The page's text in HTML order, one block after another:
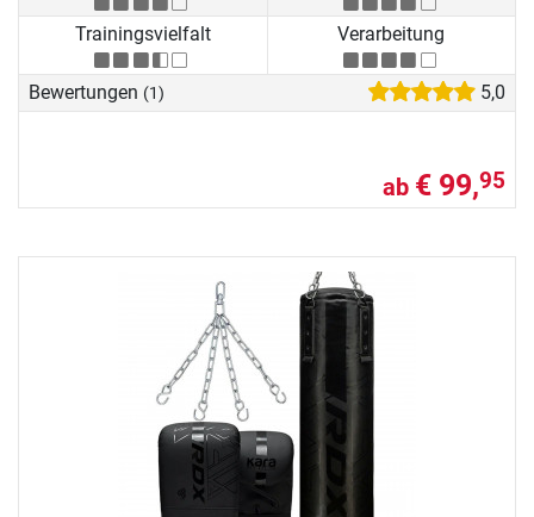
Trainingsvielfalt Verarbeitung
Bewertungen (1) 5,0
ab € 99,95